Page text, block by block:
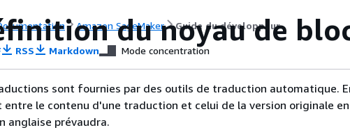
Amazon SageMaker Guide du développeur
du noyau de
RSS Markdown Mode concentration
sont fournies par des outils de traduction automatique.
entre le contenu d'une traduction et celui de la version originale
anglaise prévaudra.